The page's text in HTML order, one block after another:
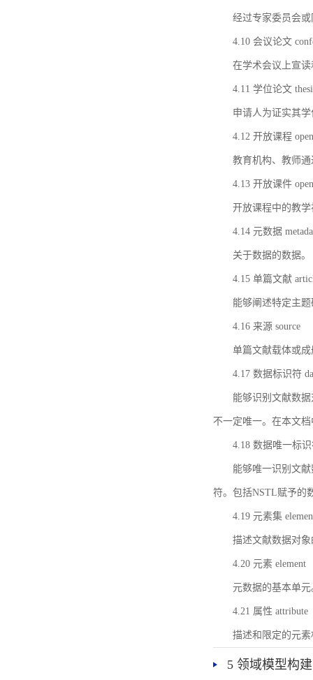
经过专家委员会
4.10 会议论文
在学术会议上宣
4.11 学位论文
申请人为证实其
4.12 开放课程
教育机构、教师
4.13 开放课件
开放课程中的教
4.14 元数据
关于数据的数据。
4.15 单篇文献
能够阐述特定主
4.16 来源 source
单篇文献载体或
4.17 数据标识符
能够识别文献数
不一定唯一。在本文
4.18 数据唯一标
能够唯一识别文
符。包括NSTL赋予的
4.19 元素集
描述文献数据对
4.20 元素 element
元数据的基本单元
4.21 属性 attribute
描述和限定的元
5 领域模型构建